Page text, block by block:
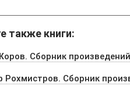
также книги:
Сборник произведений
Рохмистров. Сборник